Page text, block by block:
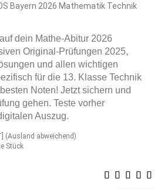
Bayern 2026 Mathematik Technik
dein Mathe-Abitur 2026
Original-Prüfungen 2025,
und allen wichtigen
für die 13. Klasse Technik
Noten! Jetzt sichern und
gehen. Teste vorher
Auszug.
(Ausland abweichend)
Stück